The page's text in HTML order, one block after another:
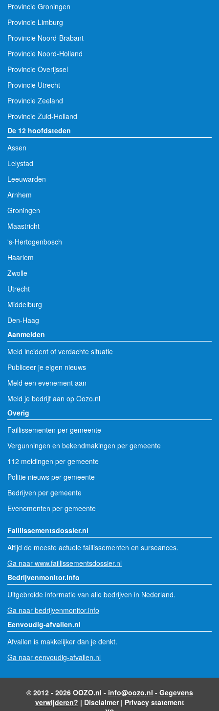
Provincie Groningen
Provincie Limburg
Provincie Noord-Brabant
Provincie Noord-Holland
Provincie Overijssel
Provincie Utrecht
Provincie Zeeland
Provincie Zuid-Holland
De 12 hoofdsteden
Assen
Lelystad
Leeuwarden
Arnhem
Groningen
Maastricht
's-Hertogenbosch
Haarlem
Zwolle
Utrecht
Middelburg
Den-Haag
Aanmelden
Meld incident of verdachte situatie
Publiceer je eigen nieuws
Meld een evenement aan
Meld je bedrijf aan op Oozo.nl
Overig
Faillissementen per gemeente
Vergunningen en bekendmakingen per gemeente
112 meldingen per gemeente
Politie nieuws per gemeente
Bedrijven per gemeente
Evenementen per gemeente
Faillissementsdossier.nl
Altijd de meeste actuele faillissementen en surseances.
Ga naar www.faillissementsdossier.nl
Bedrijvenmonitor.info
Uitgebreide informatie van alle bedrijven in Nederland.
Ga naar bedrijvenmonitor.info
Eenvoudig-afvallen.nl
Afvallen is makkelijker dan je denkt.
Ga naar eenvoudig-afvallen.nl
© 2012 - 2026 OOZO.nl - info@oozo.nl - Gegevens
verwijderen? | Disclaimer| Privacy statement